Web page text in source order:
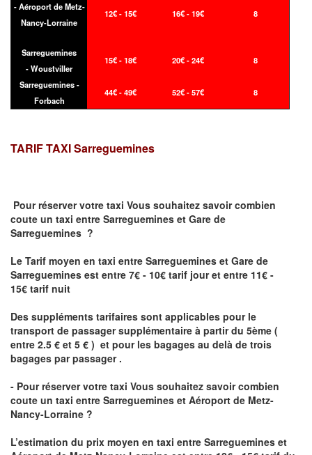
- Aéroport de Metz-
Nancy-Lorraine
12€ - 15€ 16€ - 19€ 8
Sarreguemines
- Woustviller
15€ - 18€ 20€ - 24€ 8
Sarreguemines -
Forbach
44€ - 49€ 52€ - 57€ 8
TARIF TAXISarreguemines
Pour réserver votre taxi Vous souhaitez savoircombien
coute un taxi entre Sarreguemines et Gare de
Sarreguemines ?
Le Tarif moyen en taxi entre Sarreguemines et Gare de
Sarreguemines est entre 7€ - 10€ tarif jour et entre 11€ -
15€ tarif nuit
Des suppléments tarifaires sont applicables pour le
transport de passager supplémentaire à partir du 5ème (
entre 2.5 € et 5 € ) et pour les bagages au delà de trois
bagages par passager .
- Pour réserver votre taxi Vous souhaitez savoircombien
coute un taxi entre Sarreguemines et Aéroport de Metz-
Nancy-Lorraine ?
L’estimation du prix moyen en taxi entre Sarreguemines et